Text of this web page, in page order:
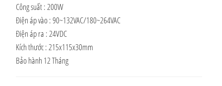
Công suất : 200W
Điện áp vào : 90~132VAC/180~264VAC
Điện áp ra : 24VDC
Kích thước : 215x115x30mm
Bảo hành 12 Tháng